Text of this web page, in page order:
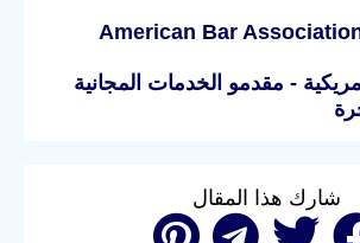
American Bar
- مقدمو الخدمات المجانية
شارك هذا المقال